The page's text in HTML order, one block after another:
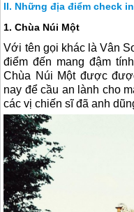
Những địa điểm check
1. Chùa Núi Một
Với tên gọi khác là Vân
điểm đến mang đậm
Chùa Núi Một được
nay để cầu an lành cho
các vị chiến sĩ đã anh